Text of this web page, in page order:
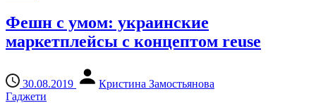
Фешн с умом: украинские
маркетплейсы с концептом reuse
30.08.2019
Кристина Замостьянова
Гаджети